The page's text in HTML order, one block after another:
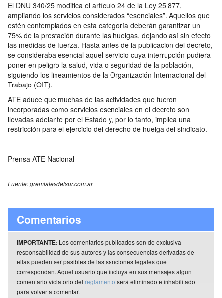
El DNU 340/25 modifica el artículo 24 de la Ley 25.877,
ampliando los servicios considerados “esenciales”. Aquellos que
estén contemplados en esta categoría deberán garantizar un
75% de la prestación durante las huelgas, dejando así sin efecto
las medidas de fuerza. Hasta antes de la publicación del decreto,
se consideraba esencial aquel servicio cuya interrupción pudiera
poner en peligro la salud, vida o seguridad de la población,
siguiendo los lineamientos de la Organización Internacional del
Trabajo (OIT).
ATE aduce que muchas de las actividades que fueron
incorporadas como servicios esenciales en el decreto son
llevadas adelante por el Estado y, por lo tanto, implica una
restricción para el ejercicio del derecho de huelga del sindicato.
Prensa ATE Nacional
Fuente: gremialesdelsur.com.ar
Comentarios
IMPORTANTE: Los comentarios publicados son de exclusiva
responsabilidad de sus autores y las consecuencias derivadas de
ellas pueden ser pasibles de las sanciones legales que
correspondan. Aquel usuario que incluya en sus mensajes algun
comentario violatorio del reglamento será eliminado e inhabilitado
para volver a comentar.